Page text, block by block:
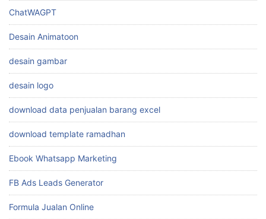
ChatWAGPT
Desain Animatoon
desain gambar
desain logo
download data penjualan barang excel
download template ramadhan
Ebook Whatsapp Marketing
FB Ads Leads Generator
Formula Jualan Online